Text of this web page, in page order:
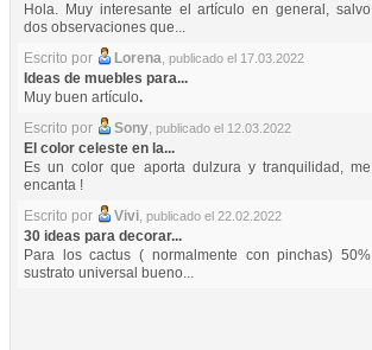
Hola. Muy interesante el artículo en general, salvo
dos observaciones que...
Escrito por
Lorena, publicado el 17.03.2022
Ideas de muebles para...
Muy buen artículo.
Escrito por
Sony, publicado el 12.03.2022
El color celeste en la...
Es un color que aporta dulzura y tranquilidad, me
encanta !
Escrito por
Vivi, publicado el 22.02.2022
30 ideas para decorar...
Para los cactus ( normalmente con pinchas) 50%
sustrato universal bueno...